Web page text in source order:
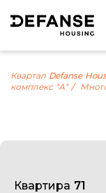
Квартал Defanse
комплекс "А"
Квартира 71